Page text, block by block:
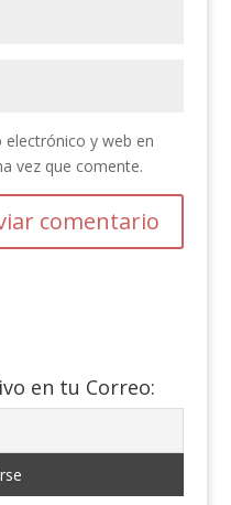
y web en
vez que comente.
en tu Correo: